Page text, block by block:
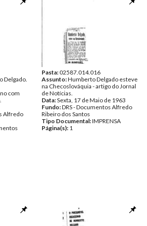
Delgado.
com
Alfredo
Pasta:02587.014.016
Assunto:Humberto Delgado esteve
na Checoslováquia - artigo do Jornal
de Notícias.
Data:Sexta, 17 de Maio de 1963
Fundo:DRS - Documentos Alfredo
Ribeiro dos Santos
Tipo Documental:IMPRENSA
Página(s): 1